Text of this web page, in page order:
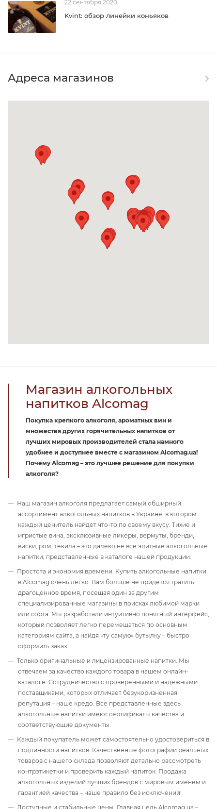
22 сентября 2020
Kvint: обзор линейки коньяков
Адреса магазинов
Магазин алкогольных
напитков Alcomag
Покупка крепкого алкоголя, ароматных вин и
множества других горячительных напитков от
лучших мировых производителей стала намного
удобнее и доступнее вместе с магазином Alcomag.ua!
Почему Alcomag – это лучшее решение для покупки
алкоголя?
Наш магазин алкоголя предлагает самый обширный
ассортимент алкогольных напитков в Украине, в котором
каждый ценитель найдет что-то по своему вкусу. Тихие и
игристые вина, эксклюзивные ликеры, вермуты, бренди,
виски, ром, текила – это далеко не все элитные алкогольные
напитки, представленные в каталоге нашей продукции.
Простота и экономия времени. Купить алкогольные напитки
в Alcomag очень легко. Вам больше не придется тратить
драгоценное время, посещая один за другим
специализированные магазины в поисках любимой марки
или сорта. Мы разработали интуитивно понятный интерфейс,
который позволяет легко перемещаться по основным
категориям сайта, а найдя «ту самую» бутылку – быстро
оформить заказ.
Только оригинальные и лицензированные напитки. Мы
отвечаем за качество каждого товара в нашем онлайн-
каталоге. Сотрудничество с проверенными и надежными
поставщиками, которых отличает безукоризненная
репутация – наше кредо. Все представленные здесь
алкогольные напитки имеют сертификаты качества и
соответствующие документы.
Каждый покупатель может самостоятельно удостовериться в
подлинности напитков. Качественные фотографии реальных
товаров с нашего склада позволяют детально рассмотреть
контрэтикетки и проверить каждый напиток. Продажа
алкогольных изделий лучших брендов с мировым именем и
гарантией качества – наше правило без исключений!
Доступные и стабильные цены. Главная цель Alcomag.ua –